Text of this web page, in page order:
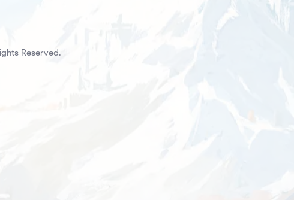
Reserved.